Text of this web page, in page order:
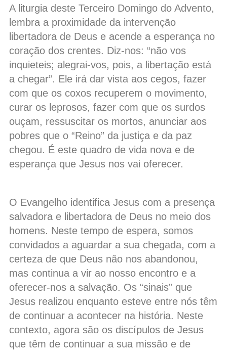
A liturgia deste Terceiro Domingo do Advento,
lembra a proximidade da intervenção
libertadora de Deus e acende a esperança no
coração dos crentes. Diz-nos: “não vos
inquieteis; alegrai-vos, pois, a libertação está
a chegar”. Ele irá dar vista aos cegos, fazer
com que os coxos recuperem o movimento,
curar os leprosos, fazer com que os surdos
ouçam, ressuscitar os mortos, anunciar aos
pobres que o “Reino” da justiça e da paz
chegou. É este quadro de vida nova e de
esperança que Jesus nos vai oferecer.
O Evangelho identifica Jesus com a presença
salvadora e libertadora de Deus no meio dos
homens. Neste tempo de espera, somos
convidados a aguardar a sua chegada, com a
certeza de que Deus não nos abandonou,
mas continua a vir ao nosso encontro e a
oferecer-nos a salvação. Os “sinais” que
Jesus realizou enquanto esteve entre nós têm
de continuar a acontecer na história. Neste
contexto, agora são os discípulos de Jesus
que têm de continuar a sua missão e de